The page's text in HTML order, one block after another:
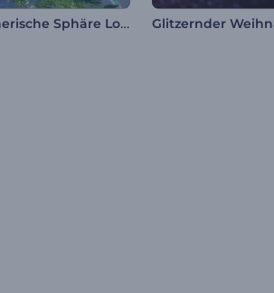
Ätherische Sphäre Logo Reveal